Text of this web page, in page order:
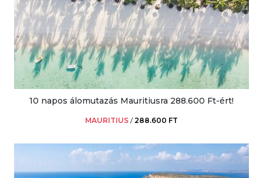
10 napos álomutazás Mauritiusra 288.600 Ft-ért!
MAURITIUS /288.600 FT